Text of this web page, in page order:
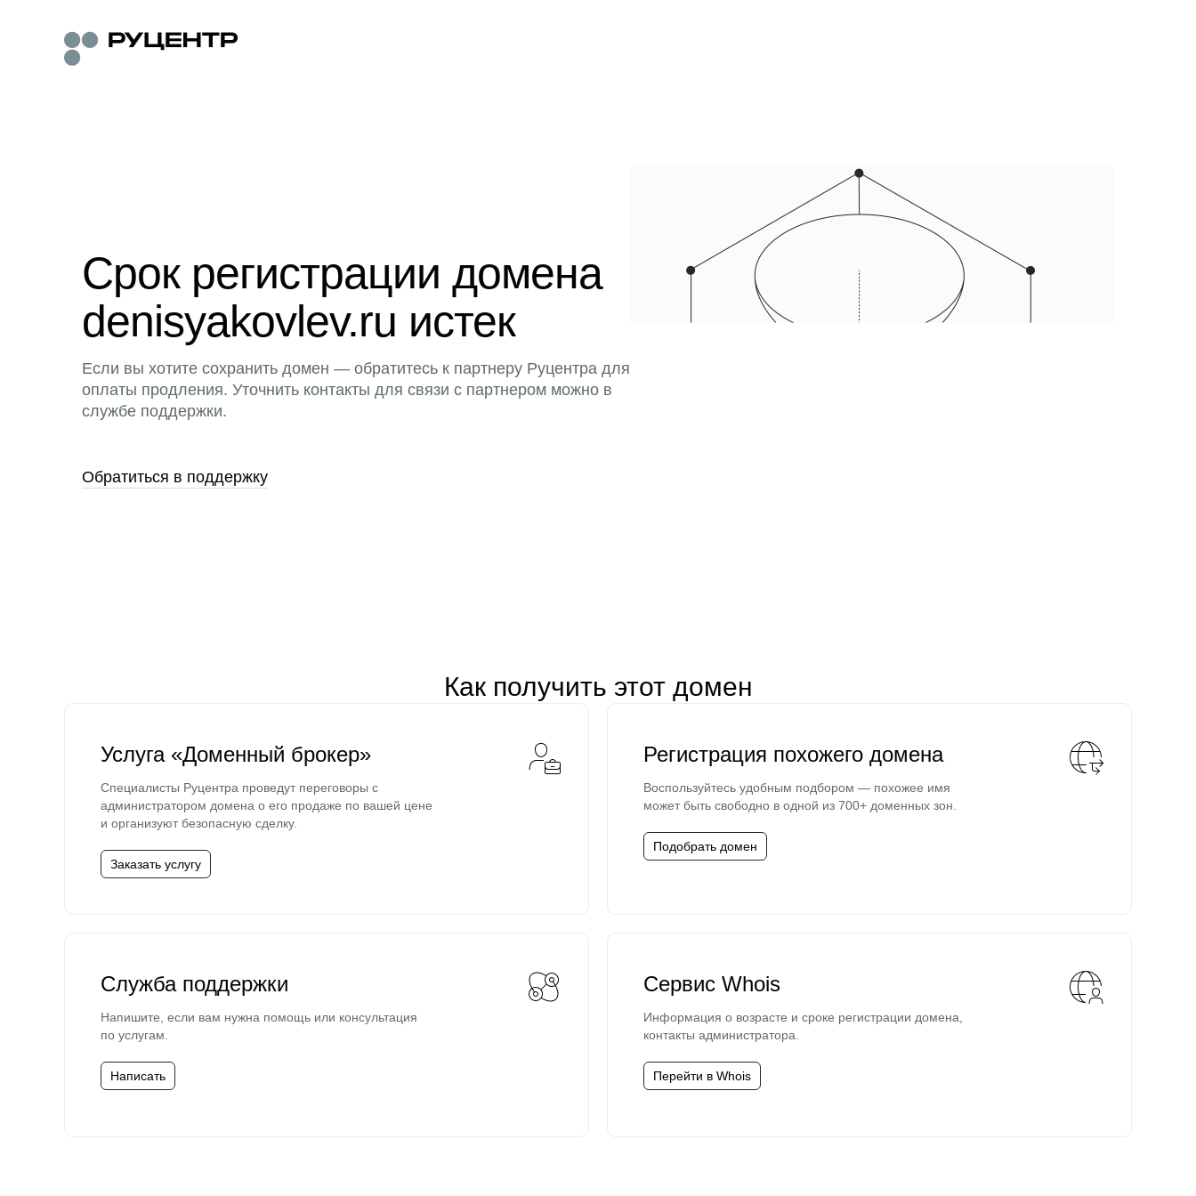
Срок регистрации домена
denisyakovlev.ru истек
Если вы хотите сохранить домен — обратитесь к партнеру Руцентра для
оплаты продления. Уточнить контакты для связи с партнером можно в
службе поддержки.
Обратиться в поддержку
Как получить этот домен
Услуга «Доменный брокер»
Специалисты Руцентра проведут переговоры с
администратором домена о его продаже по вашей цене
и организуют безопасную сделку.
Заказать услугу
Регистрация похожего домена
Воспользуйтесь удобным подбором — похожее имя
может быть свободно в одной из 700+ доменных зон.
Подобрать домен
Служба поддержки
Напишите, если вам нужна помощь или консультация
по услугам.
Написать
Сервис Whois
Информация о возрасте и сроке регистрации домена,
контакты администратора.
Перейти в Whois